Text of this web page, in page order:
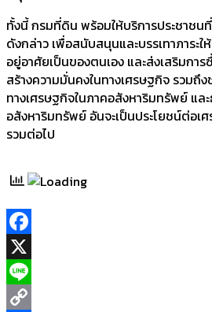
ทั้งนี้ กรมที่ดิน พร้อมให้บริการประชาชน
ดังกล่าว เพื่อสนับสนุนและบรรเทาภาระ
อยู่อาศัยเป็นของตนเอง และส่งเสริมกา
สร้างความมั่นคงในทางเศรษฐกิจ รวมถึ
ทางเศรษฐกิจในภาคอสังหาริมทรัพย์ แล
อสังหาริมทรัพย์ อันจะเป็นประโยชน์ต่อเ
รวมต่อไป
Facebook
X
Line